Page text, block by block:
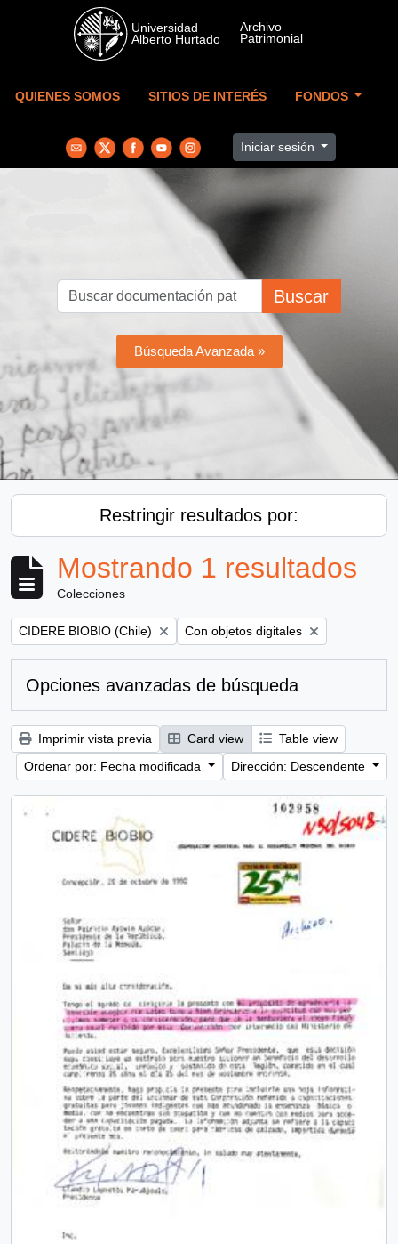
Skip to main content
QUIENES SOMOS SITIOS DE INTERÉS FONDOS
Iniciar sesión
Buscar
Búsqueda Avanzada »
Restringir resultados por:
Mostrando 1 resultados
Colecciones
Remove filter:
CIDERE BIOBIO (Chile) Remove filter:
Con objetos digitales
Opciones avanzadas de búsqueda
Imprimir vista previa Card view
Table view
Ordenar por: Fecha modificada
Dirección: Descendente